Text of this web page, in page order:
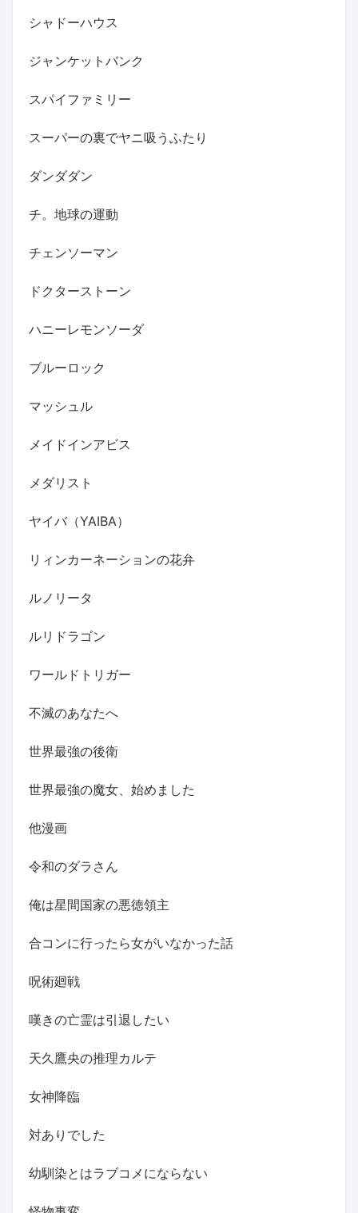
シャドーハウス
ジャンケットバンク
スパイファミリー
スーパーの裏でヤニ吸うふたり
ダンダダン
チ。地球の運動
チェンソーマン
ドクターストーン
ハニーレモンソーダ
ブルーロック
マッシュル
メイドインアビス
メダリスト
ヤイバ（YAIBA）
リィンカーネーションの花弁
ルノリータ
ルリドラゴン
ワールドトリガー
不滅のあなたへ
世界最強の後衛
世界最強の魔女、始めました
他漫画
令和のダラさん
俺は星間国家の悪徳領主
合コンに行ったら女がいなかった話
呪術廻戦
嘆きの亡霊は引退したい
天久鷹央の推理カルテ
女神降臨
対ありでした
幼馴染とはラブコメにならない